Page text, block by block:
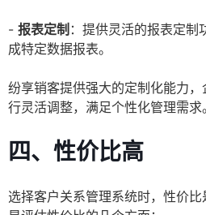
- 报表定制 ：提供灵活的报表定制
成特定数据报表。
纷享销客提供强大的定制化能力
行灵活调整，满足个性化管理需求。
四、性价比高
选择客户关系管理系统时，性价